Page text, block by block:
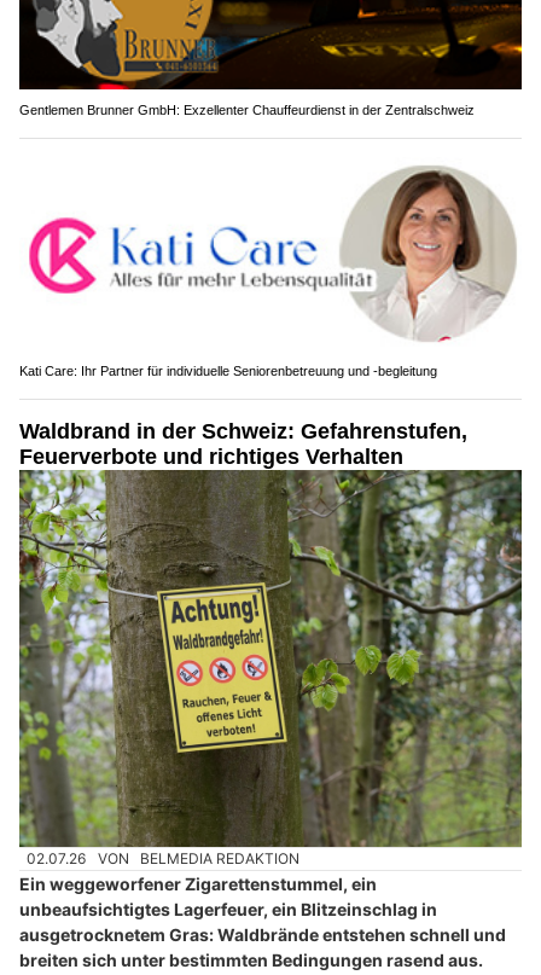
Gentlemen Brunner GmbH: Exzellenter Chauffeurdienst in der Zentralschweiz
Kati Care: Ihr Partner für individuelle Seniorenbetreuung und -begleitung
Waldbrand in der Schweiz: Gefahrenstufen,
Feuerverbote und richtiges Verhalten
02.07.26 VON BELMEDIA REDAKTION
Ein weggeworfener Zigarettenstummel, ein
unbeaufsichtigtes Lagerfeuer, ein Blitzeinschlag in
ausgetrocknetem Gras: Waldbrände entstehen schnell und
breiten sich unter bestimmten Bedingungen rasend aus.